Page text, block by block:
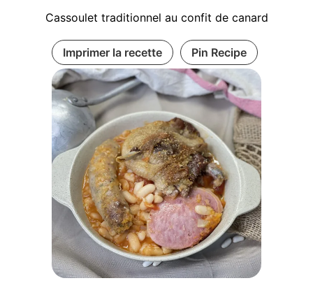
Cassoulet traditionnel au confit de canard
Imprimer la recette Pin Recipe